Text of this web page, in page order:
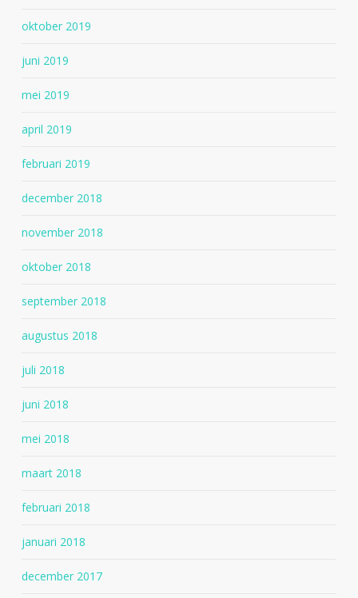
oktober 2019
juni 2019
mei 2019
april 2019
februari 2019
december 2018
november 2018
oktober 2018
september 2018
augustus 2018
juli 2018
juni 2018
mei 2018
maart 2018
februari 2018
januari 2018
december 2017